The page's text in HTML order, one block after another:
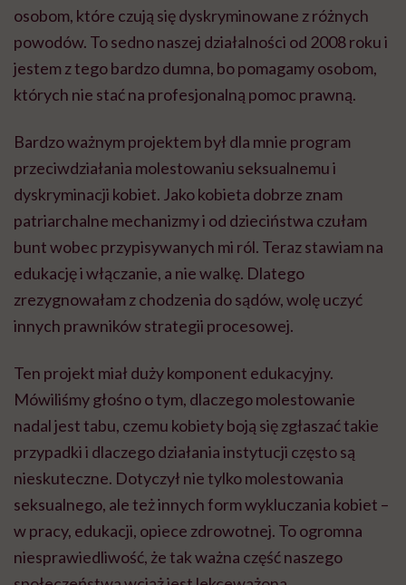
osobom, które czują się dyskryminowane z różnych
powodów. To sedno naszej działalności od 2008 roku i
jestem z tego bardzo dumna, bo pomagamy osobom,
których nie stać na profesjonalną pomoc prawną.
Bardzo ważnym projektem był dla mnie program
przeciwdziałania molestowaniu seksualnemu i
dyskryminacji kobiet. Jako kobieta dobrze znam
patriarchalne mechanizmy i od dzieciństwa czułam
bunt wobec przypisywanych mi ról. Teraz stawiam na
edukację i włączanie, a nie walkę. Dlatego
zrezygnowałam z chodzenia do sądów, wolę uczyć
innych prawników strategii procesowej.
Ten projekt miał duży komponent edukacyjny.
Mówiliśmy głośno o tym, dlaczego molestowanie
nadal jest tabu, czemu kobiety boją się zgłaszać takie
przypadki i dlaczego działania instytucji często są
nieskuteczne. Dotyczył nie tylko molestowania
seksualnego, ale też innych form wykluczania kobiet –
w pracy, edukacji, opiece zdrowotnej. To ogromna
niesprawiedliwość, że tak ważna część naszego